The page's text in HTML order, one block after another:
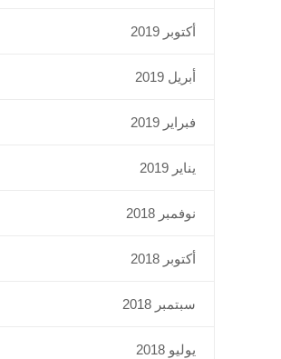
أكتوبر 2019
أبريل 2019
فبراير 2019
يناير 2019
نوفمبر 2018
أكتوبر 2018
سبتمبر 2018
يوليو 2018